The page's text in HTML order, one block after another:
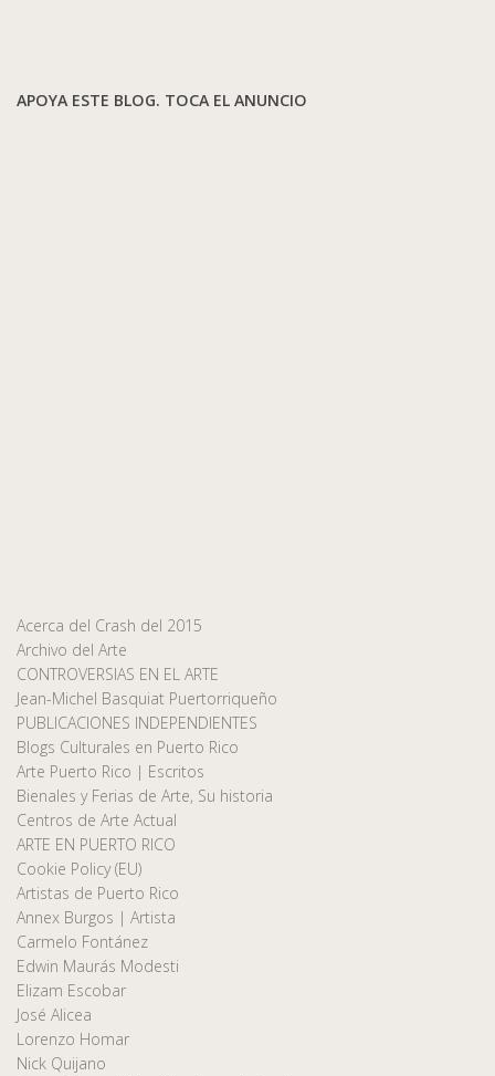
APOYA ESTE BLOG. TOCA EL ANUNCIO
Acerca del Crash del 2015
Archivo del Arte
CONTROVERSIAS EN EL ARTE
Jean-Michel Basquiat Puertorriqueño
PUBLICACIONES INDEPENDIENTES
Blogs Culturales en Puerto Rico
Arte Puerto Rico | Escritos
Bienales y Ferias de Arte, Su historia
Centros de Arte Actual
ARTE EN PUERTO RICO
Cookie Policy (EU)
Artistas de Puerto Rico
Annex Burgos | Artista
Carmelo Fontánez
Edwin Maurás Modesti
Elizam Escobar
José Alicea
Lorenzo Homar
Nick Quijano